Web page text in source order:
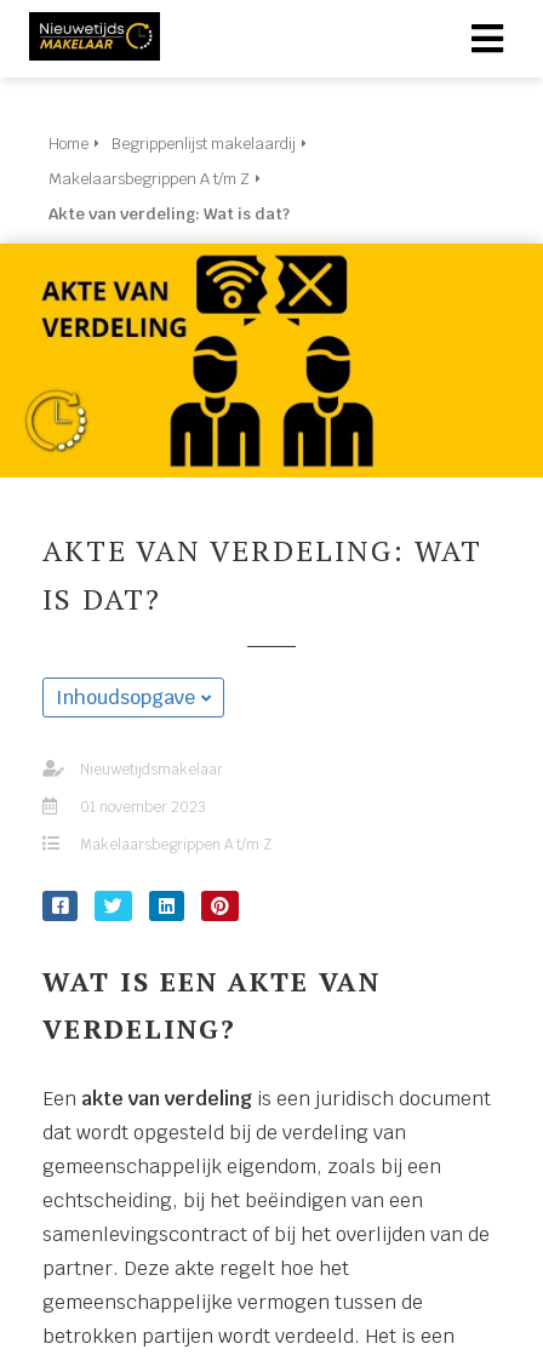
Home
Begrippenlijst makelaardij
Makelaarsbegrippen A t/m Z
Akte van verdeling: Wat is dat?
AKTE VAN VERDELING: WAT
IS DAT?
Inhoudsopgave
Nieuwetijdsmakelaar
01 november 2023
Makelaarsbegrippen A t/m Z
WAT IS EEN AKTE VAN
VERDELING?
Een akte van verdeling is een juridisch document
dat wordt opgesteld bij de verdeling van
gemeenschappelijk eigendom, zoals bij een
echtscheiding, bij het beëindigen van een
samenlevingscontract of bij het overlijden van de
partner. Deze akte regelt hoe het
gemeenschappelijke vermogen tussen de
betrokken partijen wordt verdeeld. Het is een